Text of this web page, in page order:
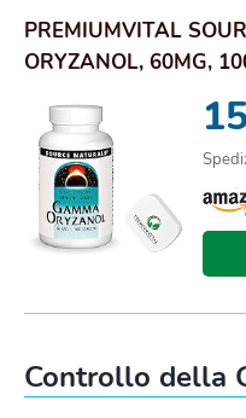
PREMIUMVITAL
ORYZANOL, 60MG,
Controllo della